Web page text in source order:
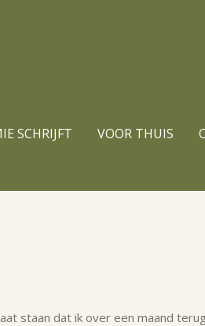
SCHRIJFT VOOR THUIS
staan dat ik over een maand